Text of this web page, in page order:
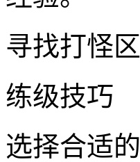
寻找打怪
练级技巧
选择合适